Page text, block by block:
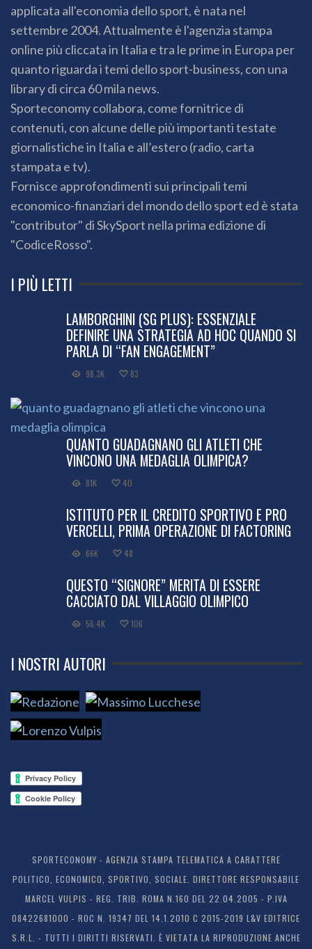
applicata all'economia dello sport, è nata nel
settembre 2004. Attualmente è l'agenzia stampa
online più cliccata in Italia e tra le prime in Europa per
quanto riguarda i temi dello sport-business, con una
library di circa 60 mila news.
Sporteconomy collabora, come fornitrice di
contenuti, con alcune delle più importanti testate
giornalistiche in Italia e all’estero (radio, carta
stampata e tv).
Fornisce approfondimenti sui principali temi
economico-finanziari del mondo dello sport ed è stata
"contributor" di SkySport nella prima edizione di
"CodiceRosso".
I PIÙ LETTI
LAMBORGHINI (SG PLUS): ESSENZIALE
DEFINIRE UNA STRATEGIA AD HOC QUANDO SI
PARLA DI “FAN ENGAGEMENT”
98.3K 83
QUANTO GUADAGNANO GLI ATLETI CHE
VINCONO UNA MEDAGLIA OLIMPICA?
81K 40
ISTITUTO PER IL CREDITO SPORTIVO E PRO
VERCELLI, PRIMA OPERAZIONE DI FACTORING
66K 48
QUESTO “SIGNORE” MERITA DI ESSERE
CACCIATO DAL VILLAGGIO OLIMPICO
56.4K 106
I NOSTRI AUTORI
SPORTECONOMY - AGENZIA STAMPA TELEMATICA A CARATTERE
POLITICO, ECONOMICO, SPORTIVO, SOCIALE. DIRETTORE RESPONSABILE
MARCEL VULPIS - REG. TRIB. ROMA N.160 DEL 22.04.2005 - P.IVA
08422681000 - ROC N. 19347 DEL 14.1.2010 C 2015-2019 L&V EDITRICE
S.R.L. - TUTTI I DIRITTI RISERVATI. È VIETATA LA RIPRODUZIONE ANCHE